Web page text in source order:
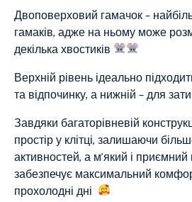
Двоповерховий гамачок –
гамаків, адже на ньому може
декілька хвостиків
Верхній рівень ідеально
та відпочинку, а нижній – для
Завдяки багаторівневій
простір у клітці, залишаючи
активностей, а м’який і
забезпечує максимальний
прохолодні дні